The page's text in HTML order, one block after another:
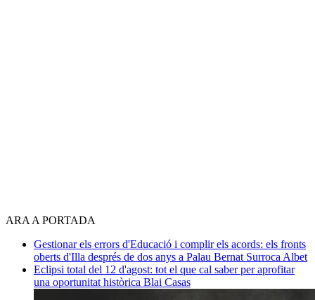
ARA A PORTADA
Gestionar els errors d'Educació i complir els acords: els fronts
oberts d'Illa després de dos anys a Palau Bernat Surroca Albet
Eclipsi total del 12 d'agost: tot el que cal saber per aprofitar
una oportunitat històrica Blai Casas